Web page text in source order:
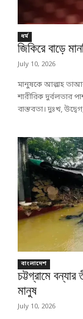
ধর্ম
জিকিরে বাড়ে
July 10, 2026
মানুষকে আল্লাহ
শারীরিক দুর্বলতার
বাস্তবতা। দুঃখ,
বাংলাদেশ
চট্টগ্রামে বন্যার
মানুষ
July 10, 2026